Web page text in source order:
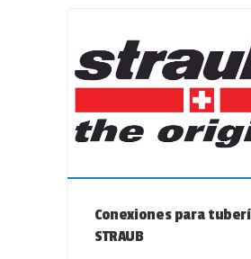
Conexiones para
STRAUB